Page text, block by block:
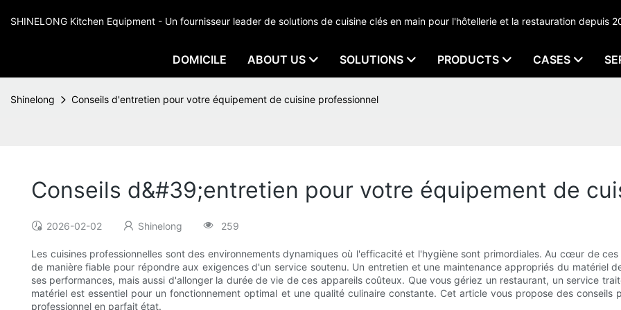
SHINELONG Kitchen Equipment - Un fournisseur leader de solutions de cuisine clés en main pour l'hôtellerie et la restauration depuis
DOMICILE ABOUT US SOLUTIONS PRODUCTS CASES
Shinelong Conseils d'entretien pour votre équipement de cuisine professionnel
Conseils d&#39;entretien pour votre équipement de
2026-02-02 Shinelong 259
Les cuisines professionnelles sont des environnements dynamiques où l'efficacité et l'hygiène sont primordiales. Au cœur de
de manière fiable pour répondre aux exigences d'un service soutenu. Un entretien et une maintenance appropriés du matériel
ses performances, mais aussi d'allonger la durée de vie de ces appareils coûteux. Que vous gériez un restaurant, un service
matériel est essentiel pour un fonctionnement optimal et une qualité culinaire constante. Cet article vous propose des
professionnel en parfait état.